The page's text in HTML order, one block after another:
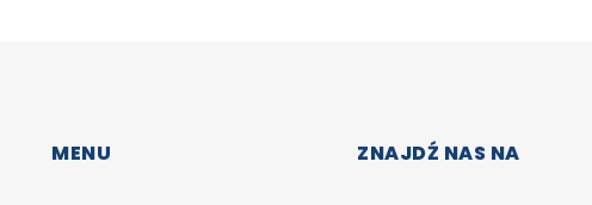
MENU ZNAJDŹ NAS NA